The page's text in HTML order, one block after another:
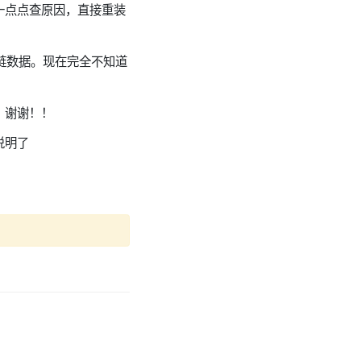
点查原因，直接重装
数据。现在完全不知道
谢！！
明了